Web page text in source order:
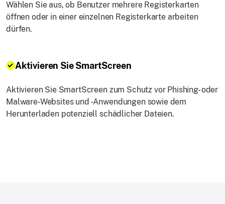
Wählen Sie aus, ob Benutzer mehrere Registerkarten
öffnen oder in einer einzelnen Registerkarte arbeiten
dürfen.
Aktivieren Sie SmartScreen
Aktivieren Sie SmartScreen zum Schutz vor Phishing- oder
Malware-Websites und -Anwendungen sowie dem
Herunterladen potenziell schädlicher Dateien.